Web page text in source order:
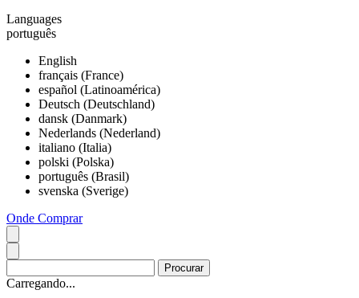
Languages
português
English
français (France)
español (Latinoamérica)
Deutsch (Deutschland)
dansk (Danmark)
Nederlands (Nederland)
italiano (Italia)
polski (Polska)
português (Brasil)
svenska (Sverige)
Onde Comprar
Carregando...